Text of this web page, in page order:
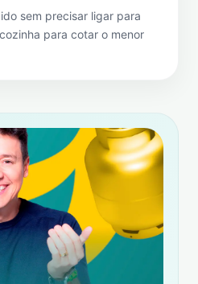
sem precisar ligar para
para cotar o menor